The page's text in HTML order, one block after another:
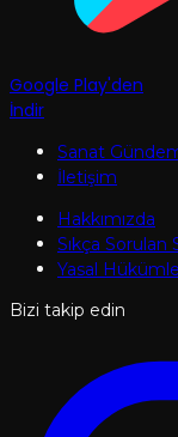
Google Play'den
İndir
Sanat
İletişim
Hakkımızda
Sıkça Sorulan
Yasal
Bizi takip edin